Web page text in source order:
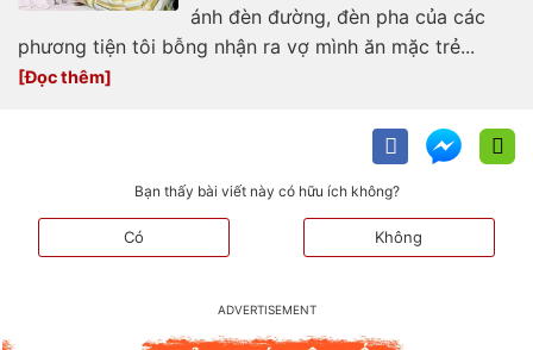
ánh đèn đường, đèn pha của các
phương tiện tôi bỗng nhận ra vợ mình ăn mặc trẻ...
Bạn thấy bài viết này có hữu ích không?
Có Không